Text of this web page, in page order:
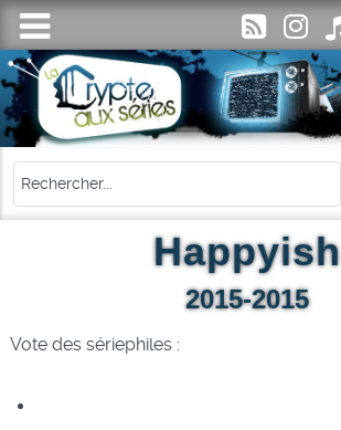
Happyish
2015-2015
Vote des sériephiles :